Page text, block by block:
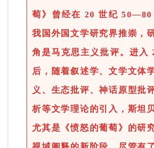
萄》曾经在 20 世纪 50—80
我国外国文学研究界推崇，
角是马克思主义批评。进入
后，随着叙述学、文学文体
义、生态批评、神话原型批
析等文学理论的引入，斯坦
尤其是《愤怒的葡萄》的研